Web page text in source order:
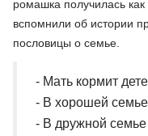
ромашка получилась
вспомнили об истории
пословицы о семье.
- Мать кормит
- В хорошей семье
- В дружной семье